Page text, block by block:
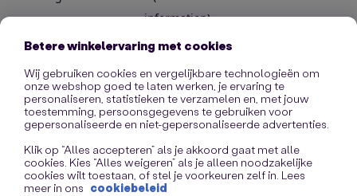
information).
Betere winkelervaring met cookies
Wij gebruiken cookies en vergelijkbare technologieën om
onze webshop goed te laten werken, je ervaring te
personaliseren, statistieken te verzamelen en, met jouw
toestemming, persoonsgegevens te gebruiken voor
gepersonaliseerde en niet-gepersonaliseerde advertenties.
Klik op “Alles accepteren” als je akkoord gaat met alle
cookies. Kies “Alles weigeren” als je alleen noodzakelijke
cookies wilt toestaan, of stel je voorkeuren zelf in. Lees
meer in ons cookiebeleid